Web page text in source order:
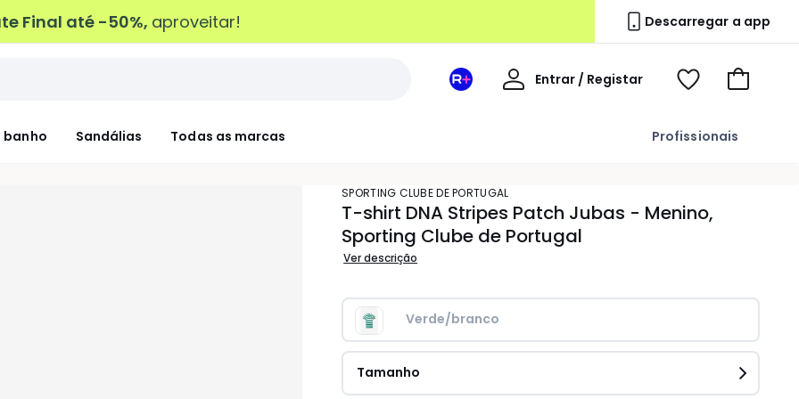
Final até -50%, aproveitar! Descarregar a app
banho Sandálias Todas as marcas Profissionais
Espaço
Entrar / Registar
Voir
Ir
carrinho
SPORTING CLUBE DE PORTUGAL
T-shirt DNA Stripes Patch Jubas - Menino,
Sporting Clube de Portugal
Ver descrição
Verde/branco
Tamanho